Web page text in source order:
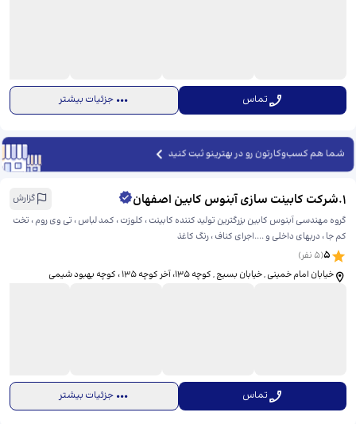
تماس جزئیات بیشتر
شما هم کسب‌وکارتون رو در بهترینو ثبت کنید
1
.شرکت کابینت سازی آبنوس کابین اصفهان
گزارش
گروه مهندسی آبنوس کابین بزرگترین تولید کننده کابینت ، کلوزت ، کمد لباس ، تی وی روم ، تخت
کم جا ، دربهای داخلی و ....اجرای کناف ، رنگ کاغذ
5
(
5 نفر)
خیابان امام خمینی , خیابان بسیج , کوچه ۱۳۵، ​آخر کوچه ۱۳۵ ، کوچه بهبود شیمی
تماس جزئیات بیشتر